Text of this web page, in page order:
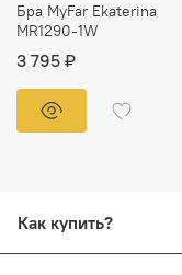
Бра MyFar Ekaterina
MR1290-1W
3 795 ₽
Как купить?